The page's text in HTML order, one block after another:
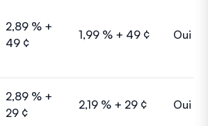
2,89 % +
49 ¢
1,99 % + 49 ¢ Oui
2,89 % +
29 ¢
2,19 % + 29 ¢ Oui